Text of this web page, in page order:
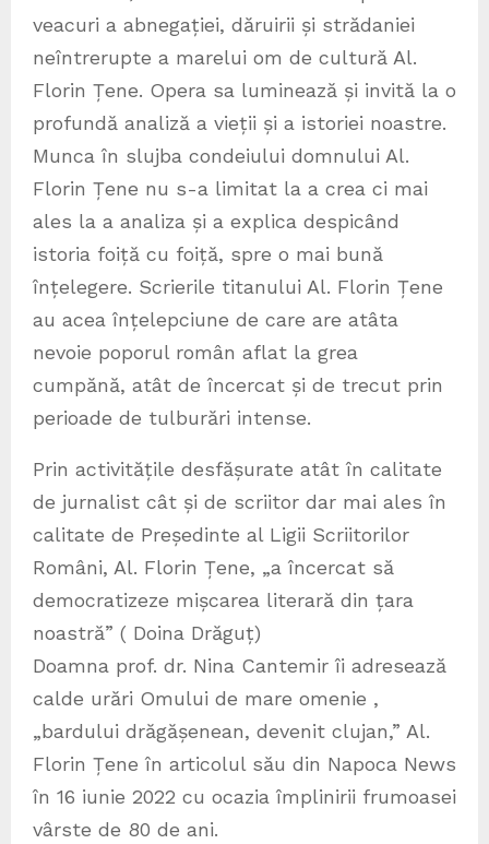
veacuri a abnegației, dăruirii și strădaniei
neîntrerupte a marelui om de cultură Al.
Florin Țene. Opera sa luminează și invită la o
profundă analiză a vieții și a istoriei noastre.
Munca în slujba condeiului domnului Al.
Florin Țene nu s-a limitat la a crea ci mai
ales la a analiza și a explica despicând
istoria foiță cu foiță, spre o mai bună
înțelegere. Scrierile titanului Al. Florin Țene
au acea înțelepciune de care are atâta
nevoie poporul român aflat la grea
cumpănă, atât de încercat și de trecut prin
perioade de tulburări intense.
Prin activitățile desfășurate atât în calitate
de jurnalist cât și de scriitor dar mai ales în
calitate de Președinte al Ligii Scriitorilor
Români, Al. Florin Țene, „a încercat să
democratizeze mișcarea literară din țara
noastră” ( Doina Drăguț)
Doamna prof. dr. Nina Cantemir îi adresează
calde urări Omului de mare omenie ,
„bardului drăgășenean, devenit clujan,” Al.
Florin Țene în articolul său din Napoca News
în 16 iunie 2022 cu ocazia împlinirii frumoasei
vârste de 80 de ani.